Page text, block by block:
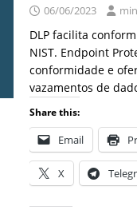
06/06/2023
DLP facilita
NIST. Endpoint
conformidade e
vazamentos de
Share this:
Email
X